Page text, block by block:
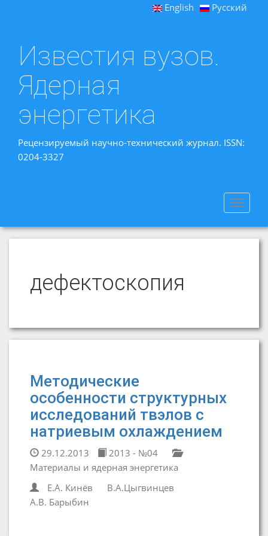
English Русский
Известия вузов.
Ядерная
энергетика
Рецензируемый научно-технический журнал. ISSN:
0204-3327
Toggle
дефектоскопия
Методические
особенности структурных
исследований твэлов с
натриевым охлаждением
29.12.2013
2013 - №04
Материалы и ядерная энергетика
Е.А. Кинёв
В.А.Цыгвинцев
А.В. Барыбин